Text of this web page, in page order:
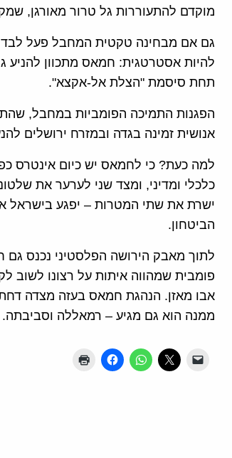
מוקדם להתעוררות גל טרור מאורגן,
גם אם מבחינה טקטית המחבל פעל
להיות אסטרטגית: חמאס מתכוון להניע
תחת סיסמת "הצלת אל-אקצא".
הפגנות התמיכה הפומביות במחבל,
אנושית זמינה בגדה ובמזרח ירושלים
למה כעת? כי לחמאס יש כיום אינטרס
כלכלי ומדיני, ומצד שני לערער את
ישרת את שתי המטרות – יפגע בישראל
הביטחון.
לתוך מאבק הירושה הפלסטיני נכנס
פומבית שמהווה איתות על רצונו
אבו מאזן. הנהגת חמאס בעזה מצדה
ממנה הוא גם מגיע – רמאללה וסביבתה.